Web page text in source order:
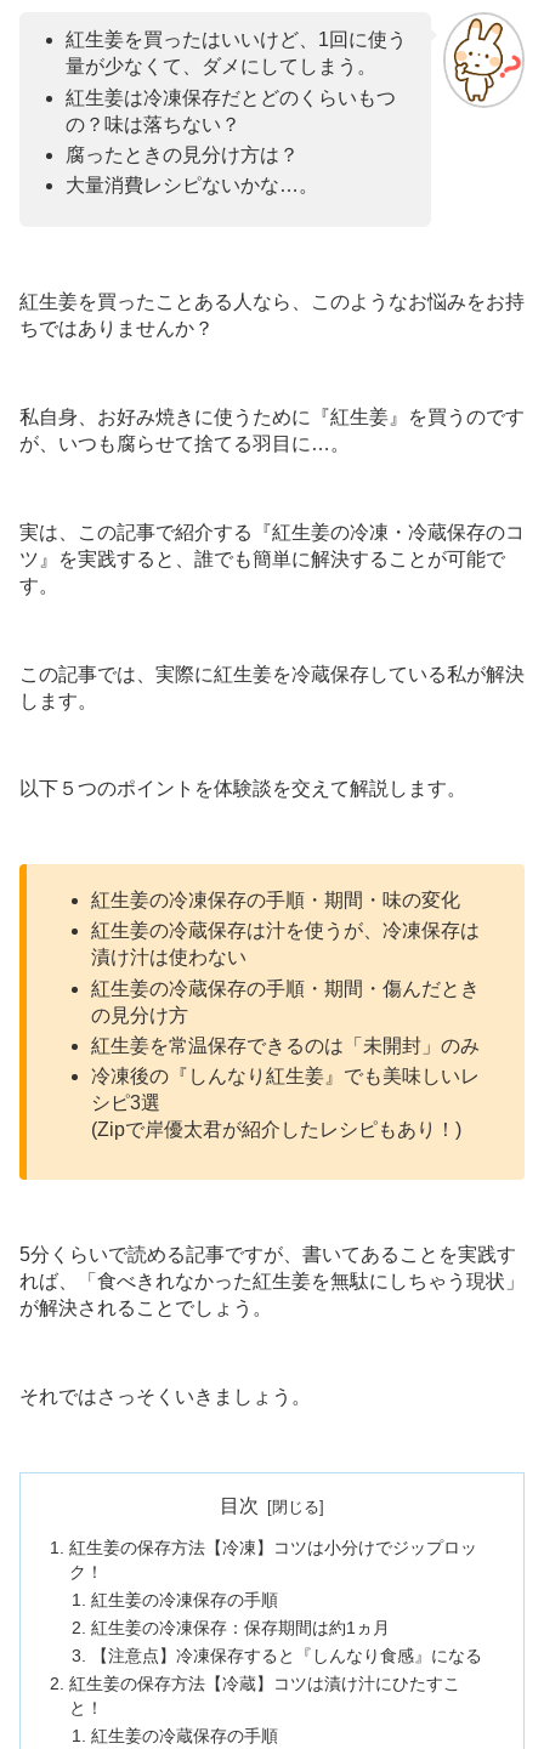
紅生姜を買ったはいいけど、1回に使う
量が少なくて、ダメにしてしまう。
紅生姜は冷凍保存だとどのくらいもつ
の？味は落ちない？
腐ったときの見分け方は？
大量消費レシピないかな…。
紅生姜を買ったことある人なら、このようなお悩みをお持
ちではありませんか？
私自身、お好み焼きに使うために『紅生姜』を買うのです
が、いつも腐らせて捨てる羽目に…。
実は、この記事で紹介する『紅生姜の冷凍・冷蔵保存のコ
ツ』を実践すると、誰でも簡単に解決することが可能で
す。
この記事では、実際に紅生姜を冷蔵保存している私が解決
します。
以下５つのポイントを体験談を交えて解説します。
紅生姜の冷凍保存の手順・期間・味の変化
紅生姜の冷蔵保存は汁を使うが、冷凍保存は
漬け汁は使わない
紅生姜の冷蔵保存の手順・期間・傷んだとき
の見分け方
紅生姜を常温保存できるのは「未開封」のみ
冷凍後の『しんなり紅生姜』でも美味しいレ
シピ3選
(Zipで岸優太君が紹介したレシピもあり！)
5分くらいで読める記事ですが、書いてあることを実践す
れば、「食べきれなかった紅生姜を無駄にしちゃう現状」
が解決されることでしょう。
それではさっそくいきましょう。
目次
紅生姜の保存方法【冷凍】コツは小分けでジップロッ
ク！
紅生姜の冷凍保存の手順
紅生姜の冷凍保存：保存期間は約1ヵ月
【注意点】冷凍保存すると『しんなり食感』になる
紅生姜の保存方法【冷蔵】コツは漬け汁にひたすこ
と！
紅生姜の冷蔵保存の手順